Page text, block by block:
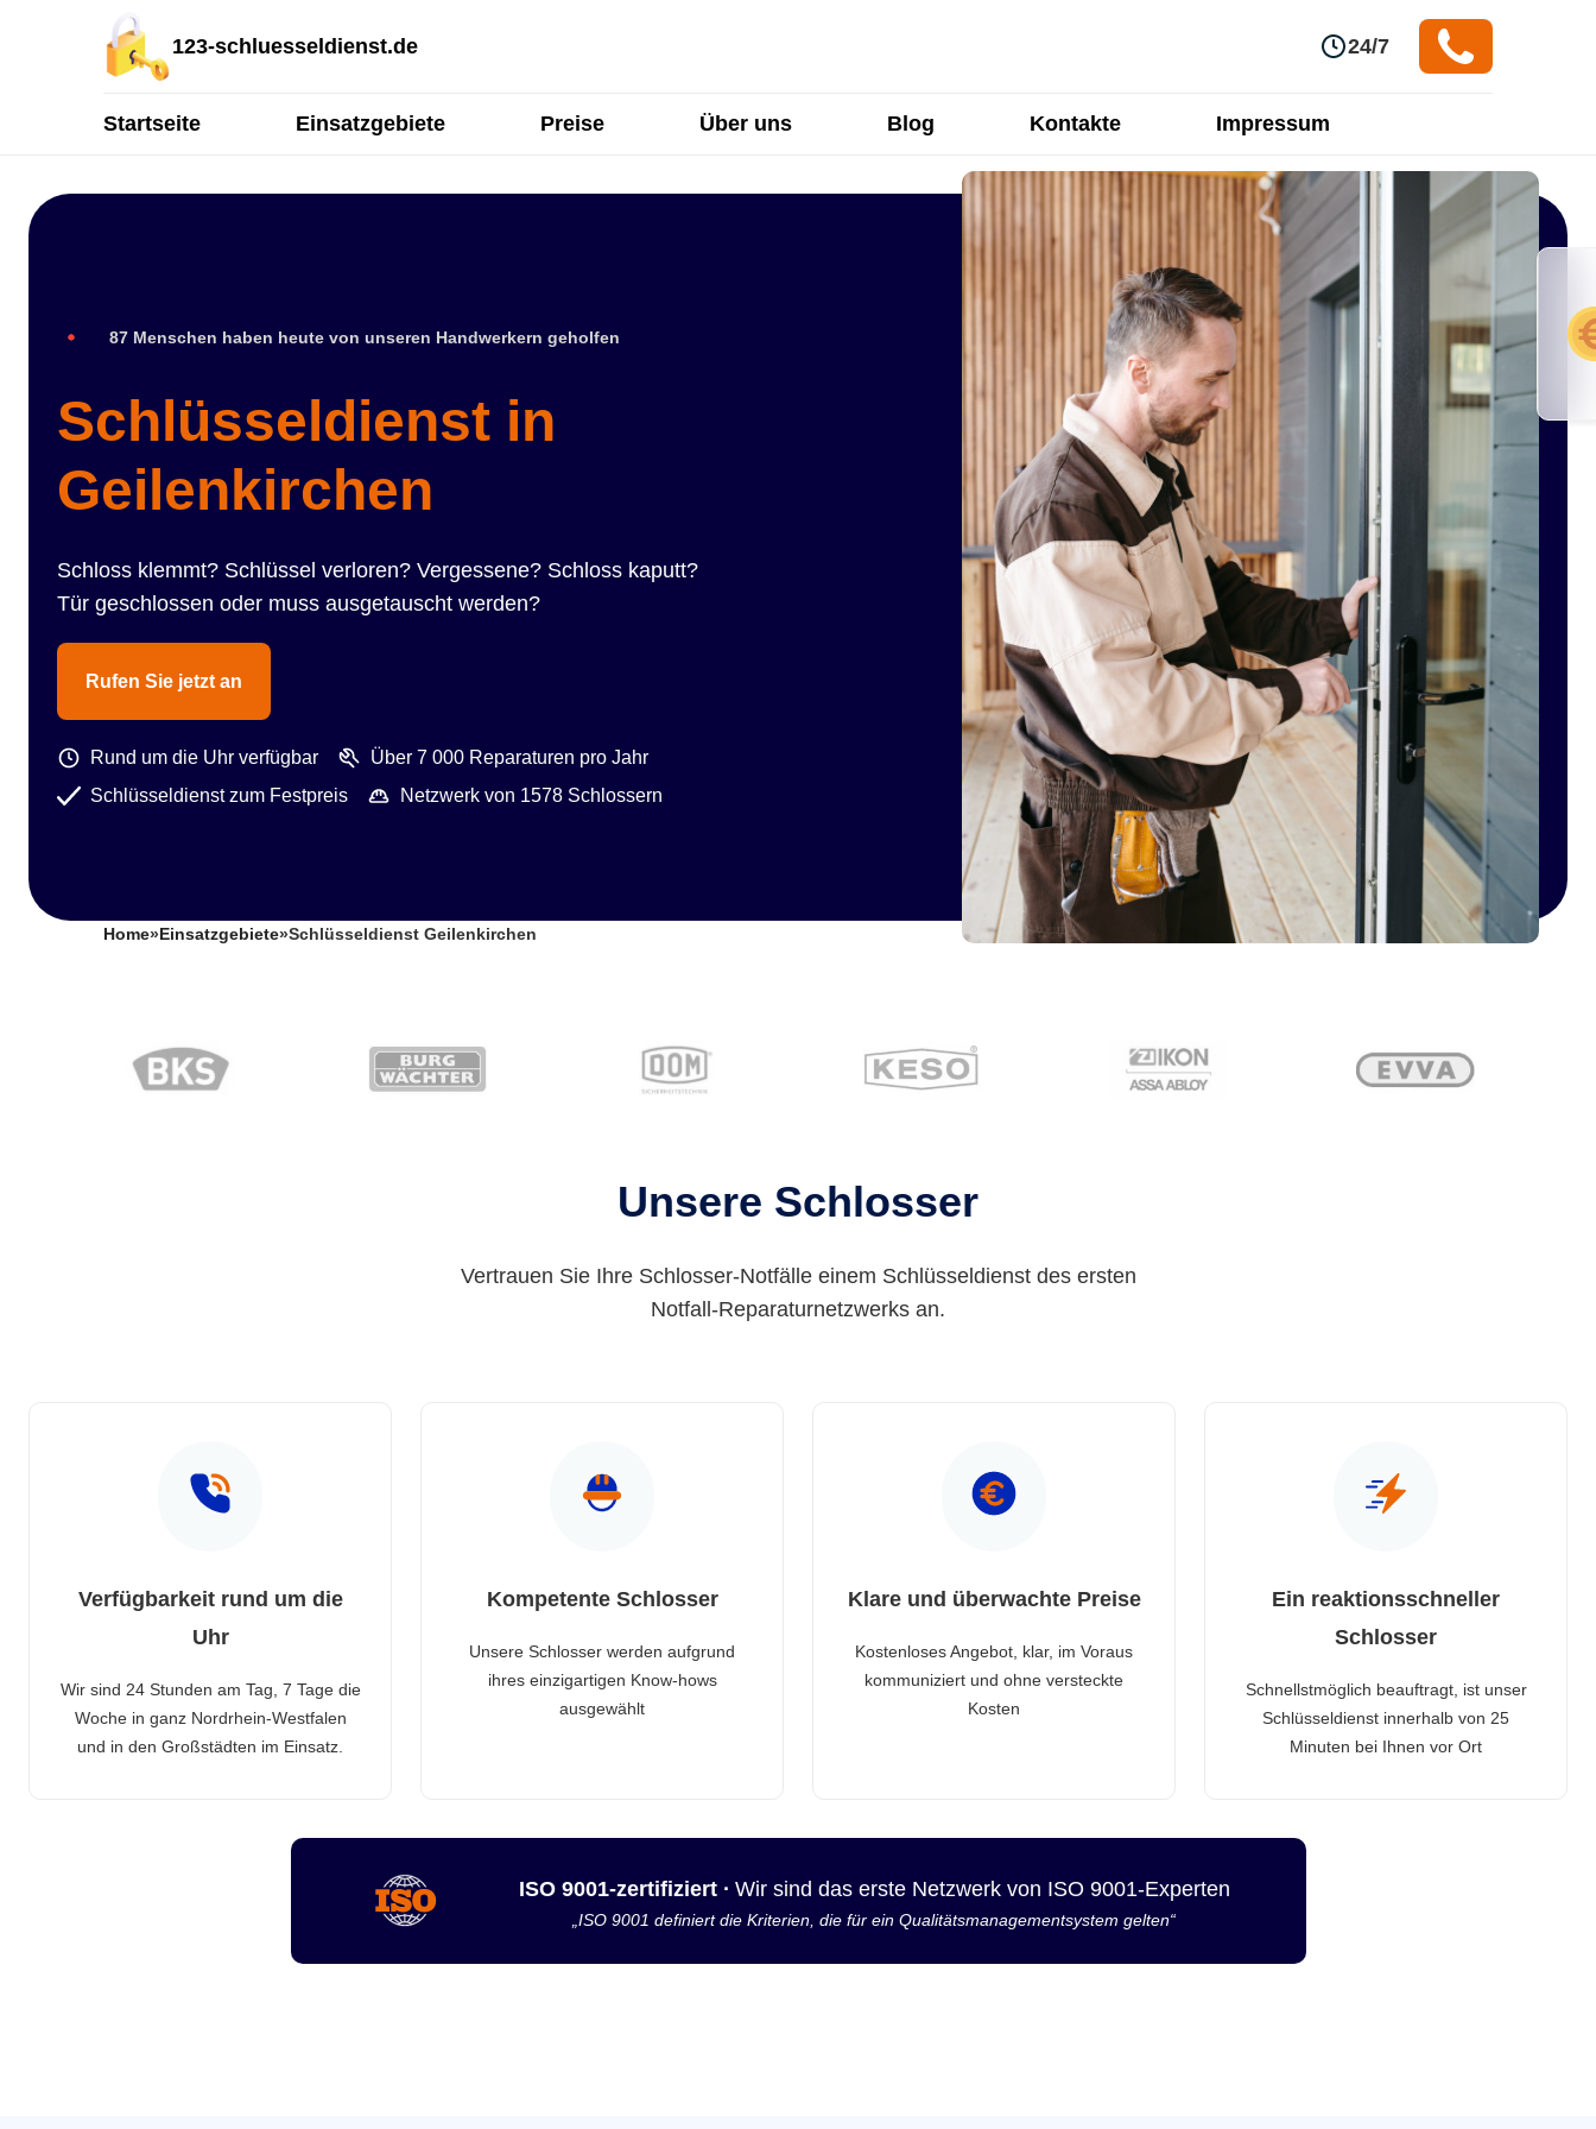
123-schluesseldienst.de 24/7
Startseite Einsatzgebiete Preise Über uns Blog Kontakte Impressum
87 Menschen haben heute von unseren Handwerkern geholfen
Schlüsseldienst in
Geilenkirchen
Schloss klemmt? Schlüssel verloren? Vergessene? Schloss kaputt?
Tür geschlossen oder muss ausgetauscht werden?
Rufen Sie jetzt an
Rund um die Uhr verfügbar
Über 7 000 Reparaturen pro Jahr
Schlüsseldienst zum Festpreis
Netzwerk von 1578 Schlossern
Home» Einsatzgebiete»Schlüsseldienst Geilenkirchen
Unsere Schlosser
Vertrauen Sie Ihre Schlosser-Notfälle einem Schlüsseldienst des ersten
Notfall-Reparaturnetzwerks an.
Verfügbarkeit rund um die
Uhr
Wir sind 24 Stunden am Tag, 7 Tage die
Woche in ganz Nordrhein-Westfalen
und in den Großstädten im Einsatz.
Kompetente Schlosser
Unsere Schlosser werden aufgrund
ihres einzigartigen Know-hows
ausgewählt
Klare und überwachte Preise
Kostenloses Angebot, klar, im Voraus
kommuniziert und ohne versteckte
Kosten
Ein reaktionsschneller
Schlosser
Schnellstmöglich beauftragt, ist unser
Schlüsseldienst innerhalb von 25
Minuten bei Ihnen vor Ort
ISO 9001-zertifiziert · Wir sind das erste Netzwerk von ISO 9001-Experten
„ISO 9001 definiert die Kriterien, die für ein Qualitätsmanagementsystem gelten“